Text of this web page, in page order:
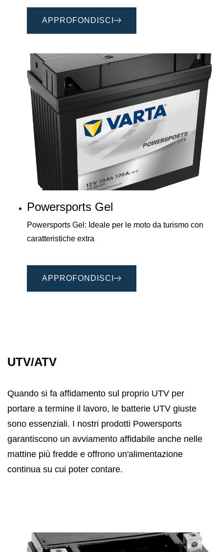
APPROFONDISCI
Powersports Gel
Powersports Gel: Ideale per le moto da turismo con
caratteristiche extra
APPROFONDISCI
UTV/ATV
Quando si fa affidamento sul proprio UTV per
portare a termine il lavoro, le batterie UTV giuste
sono essenziali. I nostri prodotti Powersports
garantiscono un avviamento affidabile anche nelle
mattine più fredde e offrono un'alimentazione
continua su cui poter contare.